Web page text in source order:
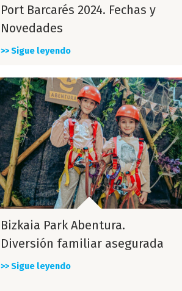
Port Barcarés 2024. Fechas y
Novedades
>> Sigue leyendo
Bizkaia Park Abentura.
Diversión familiar asegurada
>> Sigue leyendo